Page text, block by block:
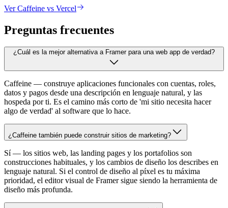
Ver Caffeine vs Vercel
Preguntas frecuentes
¿Cuál es la mejor alternativa a Framer para una web app de verdad?
Caffeine — construye aplicaciones funcionales con cuentas, roles,
datos y pagos desde una descripción en lenguaje natural, y las
hospeda por ti. Es el camino más corto de 'mi sitio necesita hacer
algo de verdad' al software que lo hace.
¿Caffeine también puede construir sitios de marketing?
Sí — los sitios web, las landing pages y los portafolios son
construcciones habituales, y los cambios de diseño los describes en
lenguaje natural. Si el control de diseño al píxel es tu máxima
prioridad, el editor visual de Framer sigue siendo la herramienta de
diseño más profunda.